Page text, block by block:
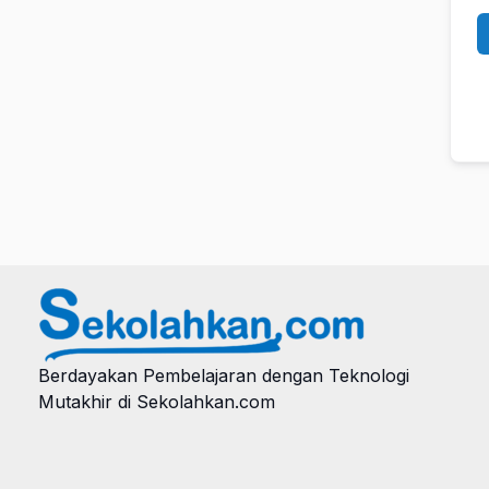
Berdayakan Pembelajaran dengan Teknologi
Mutakhir di Sekolahkan.com